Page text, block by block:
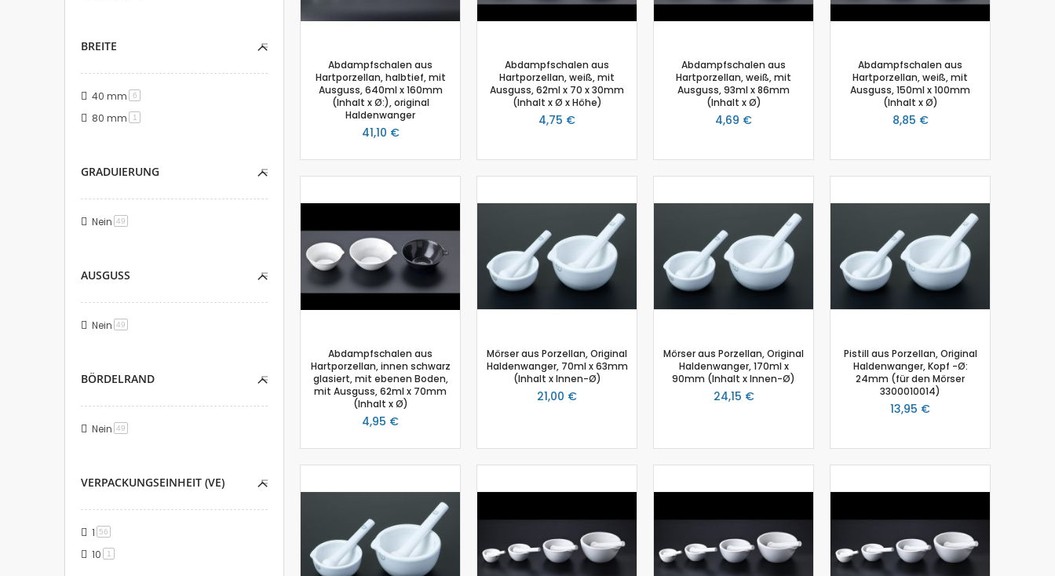
Chemie
Ethanoldampf-Sensor
Kolorimeter
NiCr-Ni-Adapter
pH-Sensor
Leitfähigkeitssensor
Schmelzpunktbestimmung
Spannungssensor
Spektrometer
Spektralfotometer
Stromsensor
Temperatursensor
Timer
Thermoelement-Sensor
Tropfenzähler
Zubehör
Einsteiger-Kit Smart Sensoren Chemie
Gas-Chromatograph
Gasdrucksensor
Titration
Go!Link (GO -LINK)
Redoxpotential
Abdampfschalen aus
Hartporzellan, halbtief, mit
Ausguss, 640ml x 160mm
(Inhalt x Ø:), original
Haldenwanger
41,10 €
Abdampfschalen aus
Hartporzellan, weiß, mit
Ausguss, 62ml x 70 x 30mm
(Inhalt x Ø x Höhe)
4,75 €
Abdampfschalen aus
Hartporzellan, weiß, mit
Ausguss, 93ml x 86mm
(Inhalt x Ø)
4,69 €
Abdampfschalen aus
Hartporzellan, weiß, mit
Ausguss, 150ml x 100mm
(Inhalt x Ø)
8,85 €
Abdampfschalen aus
Hartporzellan, innen schwarz
glasiert, mit ebenen Boden,
mit Ausguss, 62ml x 70mm
(Inhalt x Ø)
4,95 €
Mörser aus Porzellan, Original
Haldenwanger, 70ml x 63mm
(Inhalt x Innen-Ø)
21,00 €
Mörser aus Porzellan, Original
Haldenwanger, 170ml x
90mm (Inhalt x Innen-Ø)
24,15 €
Pistill aus Porzellan, Original
Haldenwanger, Kopf -Ø:
24mm (für den Mörser
3300010014)
13,95 €
BREITE
40 mm 6Artikel
80 mm 1
GRADUIERUNG
Nein 49
AUSGUSS
Nein 49
BÖRDELRAND
Nein 49
VERPACKUNGSEINHEIT (VE)
1 56
10 1